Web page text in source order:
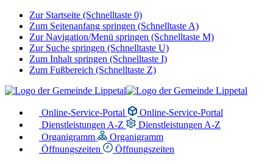
Zur Startseite (Schnelltaste 0)
Zum Seitenanfang springen (Schnelltaste A)
Zur Navigation/Menü springen (Schnelltaste M)
Zur Suche springen (Schnelltaste U)
Zum Inhalt springen (Schnelltaste I)
Zum Fußbereich (Schnelltaste Z)
Online-Service-Portal
Online-Service-Portal
Dienstleistungen A-Z
Dienstleistungen A-Z
Organigramm
Organigramm
Öffnungszeiten
Öffnungszeiten